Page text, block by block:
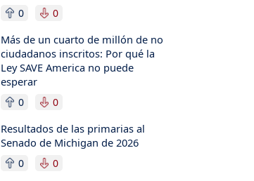
0 0
Más de un cuarto de millón de no
ciudadanos inscritos: Por qué la
Ley SAVE America no puede
esperar
0 0
Resultados de las primarias al
Senado de Michigan de 2026
0 0